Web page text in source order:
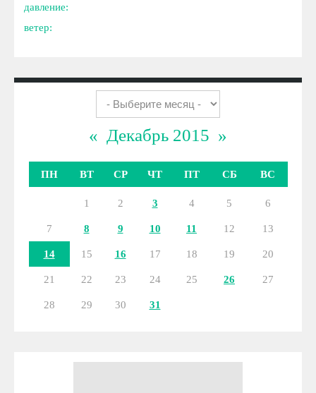
давление:
ветер:
« Декабрь 2015 »
ПН ВТ СР ЧТ ПТ СБ ВС
1 2 3 4 5 6
7 8 9 10 11 12 13
14 15 16 17 18 19 20
21 22 23 24 25 26 27
28 29 30 31